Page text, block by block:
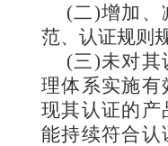
(二)增加、
范、认证规则
(三)未对其
理体系实施有
现其认证的产
能持续符合认